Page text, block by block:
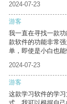
2024-07-23
游客
我一直在寻找一款
款软件的功能非常
单，即使是小白也能
2024-07-23
游客
这款学习软件的学